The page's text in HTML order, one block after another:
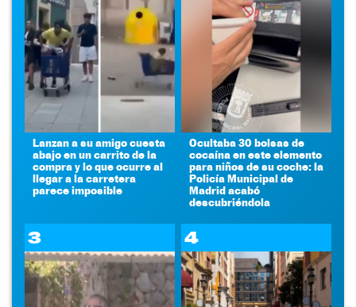
Lanzan a su amigo cuesta
abajo en un carrito de la
compra y lo que ocurre al
llegar a la carretera
parece imposible
Ocultaba 30 bolsas de
cocaína en este elemento
para niños de su coche: la
Policía Municipal de
Madrid acabó
descubriéndola
3 4